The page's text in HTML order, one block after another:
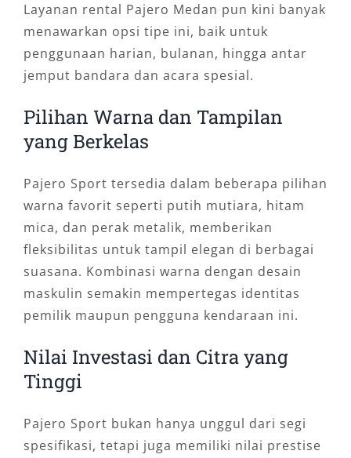
Layanan rental Pajero Medan pun kini banyak
menawarkan opsi tipe ini, baik untuk
penggunaan harian, bulanan, hingga antar
jemput bandara dan acara spesial.
Pilihan Warna dan Tampilan
yang Berkelas
Pajero Sport tersedia dalam beberapa pilihan
warna favorit seperti putih mutiara, hitam
mica, dan perak metalik, memberikan
fleksibilitas untuk tampil elegan di berbagai
suasana. Kombinasi warna dengan desain
maskulin semakin mempertegas identitas
pemilik maupun pengguna kendaraan ini.
Nilai Investasi dan Citra yang
Tinggi
Pajero Sport bukan hanya unggul dari segi
spesifikasi, tetapi juga memiliki nilai prestise